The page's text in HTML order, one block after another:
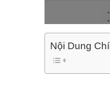
Nội Dung